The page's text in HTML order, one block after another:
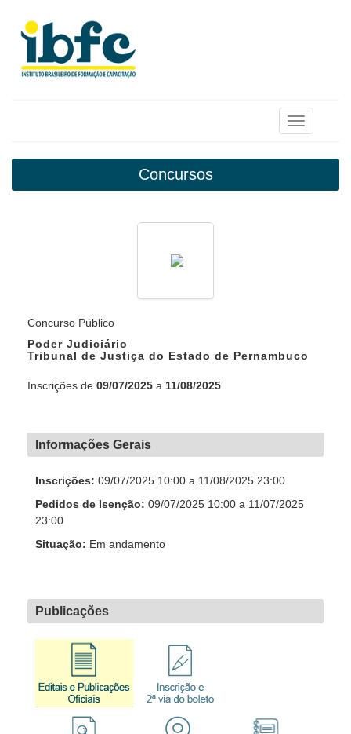
Toggle
Concursos
Concurso Público
Poder Judiciário
Tribunal de Justiça do Estado de Pernambuco
Inscrições de 09/07/2025 a 11/08/2025
Informações Gerais
Inscrições: 09/07/2025 10:00 a 11/08/2025 23:00
Pedidos de Isenção: 09/07/2025 10:00 a 11/07/2025
23:00
Situação: Em andamento
Publicações